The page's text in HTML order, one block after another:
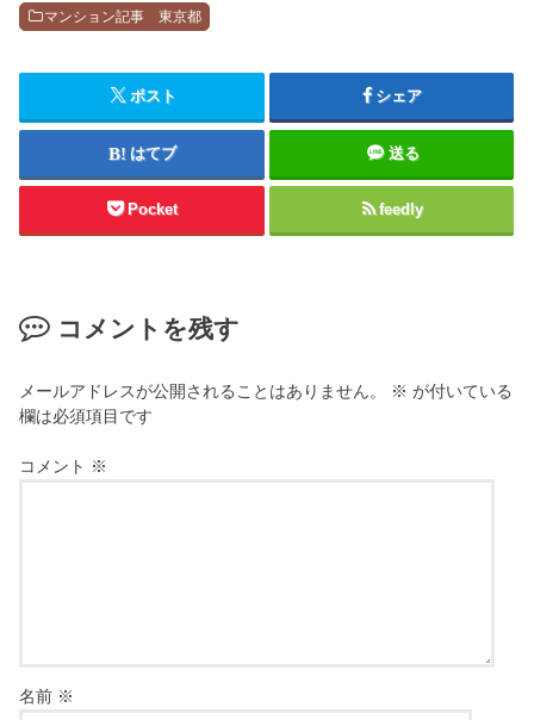
マンション記事 東京都
ポスト シェア
はてブ 送る
Pocket feedly
コメントを残す
メールアドレスが公開されることはありません。 ※ が付いている
欄は必須項目です
コメント ※
名前 ※